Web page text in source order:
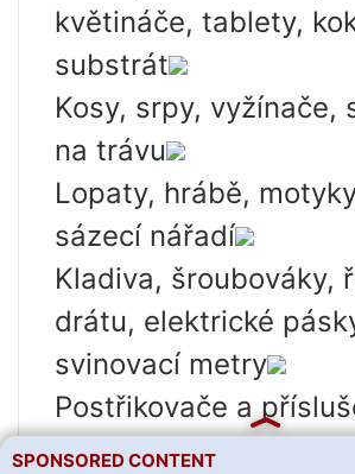
květináče, tablety,
substrát
Kosy, srpy, vyžínače,
na trávu
Lopaty, hrábě,
sázecí nářadí
Kladiva, šroubováky,
drátu, elektrické
svinovací metry
Postřikovače a
nim
SPONSORED CONTENT